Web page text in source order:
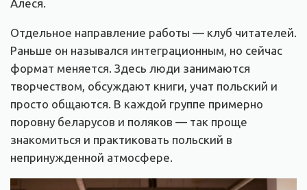
Алеся.
Отдельное направление работы — клуб читателей.
Раньше он назывался интеграционным, но сейчас
формат меняется. Здесь люди занимаются
творчеством, обсуждают книги, учат польский и
просто общаются. В каждой группе примерно
поровну беларусов и поляков — так проще
знакомиться и практиковать польский в
непринужденной атмосфере.